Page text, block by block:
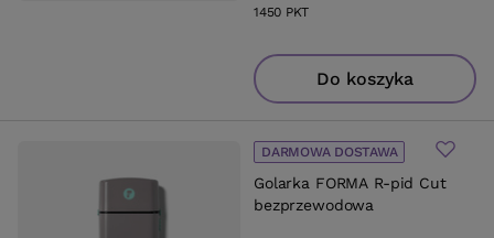
1450 PKT
Do koszyka
Golarka FORMA R-pid Cut
bezprzewodowa
DARMOWA DOSTAWA